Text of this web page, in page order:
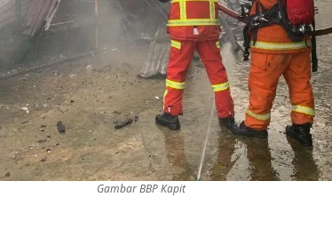
Gambar BBP Kapit